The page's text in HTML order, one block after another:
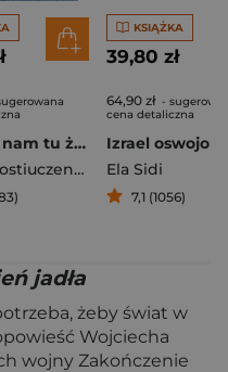
Przyszło nam tu żyć Reportaże z Rosji
Jelena Kostiuczenko
KSIĄŻKA
39,80 zł
64,90 zł -
cena detaliczna
Izrael oswojony
Ela Sidi
7,1 (1056)
jadła
żeby świat w
Wojciecha
wojny Zakończenie